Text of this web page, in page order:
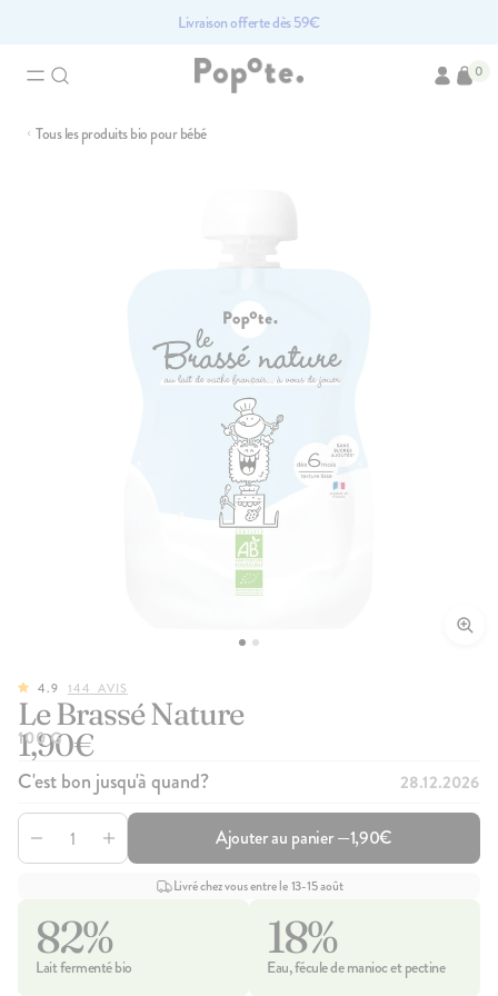
Livraison offerte dès 59€
0
Tous les produits bio pour bébé
4.9 144 AVIS
Le Brassé Nature
1,90€
100 G
C'est bon jusqu'à quand? 28.12.2026
Ajouter au panier —1,90€
Livré chez vous entre le 13-15 août
82%
Lait fermenté bio
18%
Eau, fécule de manioc et pectine